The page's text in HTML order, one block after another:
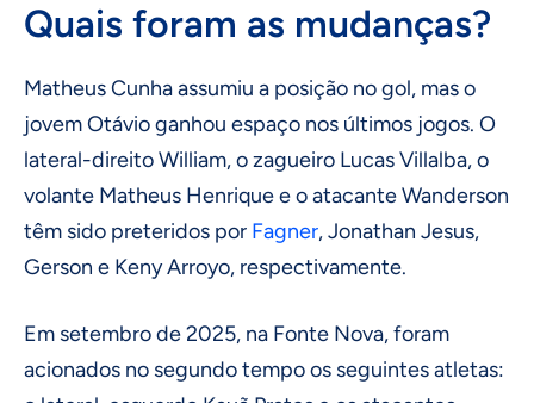
Quais foram as mudanças?
Matheus Cunha assumiu a posição no gol, mas o
jovem Otávio ganhou espaço nos últimos jogos. O
lateral-direito William, o zagueiro Lucas Villalba, o
volante Matheus Henrique e o atacante Wanderson
têm sido preteridos por Fagner, Jonathan Jesus,
Gerson e Keny Arroyo, respectivamente.
Em setembro de 2025, na Fonte Nova, foram
acionados no segundo tempo os seguintes atletas: